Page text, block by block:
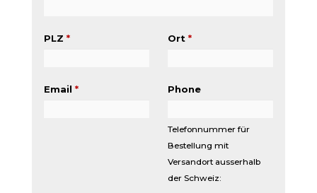
PLZ* Ort*
Email* Phone
Telefonnummer für
Bestellung mit
Versandort ausserhalb
der Schweiz: